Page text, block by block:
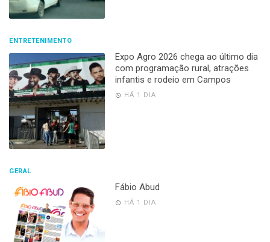
ENTRETENIMENTO
Expo Agro 2026 chega ao último dia
com programação rural, atrações
infantis e rodeio em Campos
HÁ 1 DIA
GERAL
Fábio Abud
HÁ 1 DIA